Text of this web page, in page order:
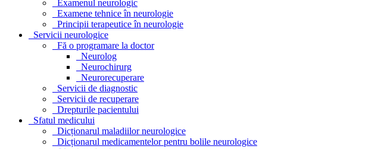
Examenul neurologic
Examene tehnice în neurologie
Principii terapeutice în neurologie
Servicii neurologice
Fă o programare la doctor
Neurolog
Neurochirurg
Neurorecuperare
Servicii de diagnostic
Servicii de recuperare
Drepturile pacientului
Sfatul medicului
Dicționarul maladiilor neurologice
Dicționarul medicamentelor pentru bolile neurologice